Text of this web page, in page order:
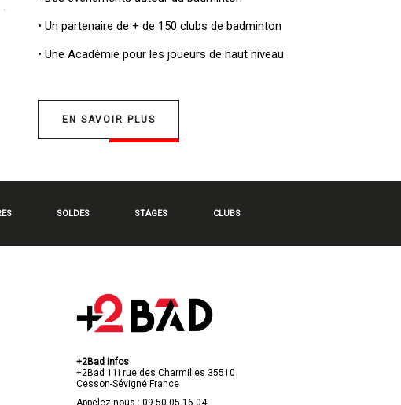
• Un partenaire de + de 150 clubs de badminton
• Une Académie pour les joueurs de haut niveau
EN SAVOIR PLUS
SOLDES STAGES CLUBS
+2Bad infos
+2Bad 11i rue des Charmilles 35510
Cesson-Sévigné France
Appelez-nous : 09 50 05 16 04